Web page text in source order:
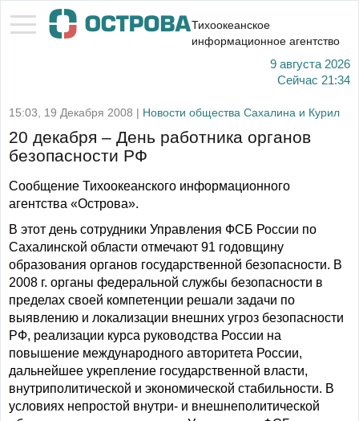
Тихоокеанское
информационное агентство
9 августа 2026
Сейчас 21:34
15:03, 19 Декабря 2008 | Новости общества Сахалина и Курил
20 декабря – День работника органов
безопасности РФ
Сообщение Тихоокеанского информационного
агентства «Острова».
В этот день сотрудники Управления ФСБ России по
Сахалинской области отмечают 91 годовщину
образования органов государственной безопасности. В
2008 г. органы федеральной службы безопасности в
пределах своей компетенции решали задачи по
выявлению и локализации внешних угроз безопасности
РФ, реализации курса руководства России на
повышение международного авторитета России,
дальнейшее укрепление государственной власти,
внутриполитической и экономической стабильности. В
условиях непростой внутри- и внешнеполитической